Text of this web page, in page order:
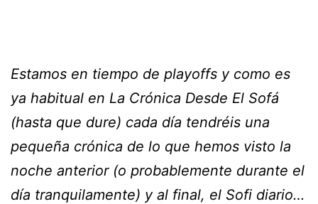
Estamos en tiempo de playoffs y como es
ya habitual en La Crónica Desde El Sofá
(hasta que dure) cada día tendréis una
pequeña crónica de lo que hemos visto la
noche anterior (o probablemente durante el
día tranquilamente) y al final, el Sofi diario…